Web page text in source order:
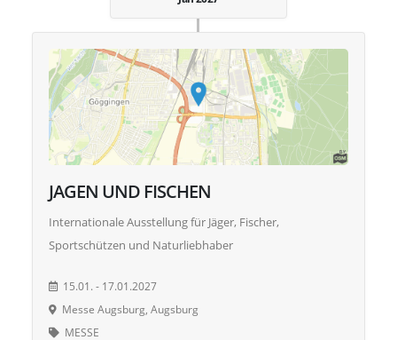
JAGEN UND FISCHEN
Internationale Ausstellung für Jäger, Fischer,
Sportschützen und Naturliebhaber
15.01. - 17.01.2027
Messe Augsburg, Augsburg
MESSE